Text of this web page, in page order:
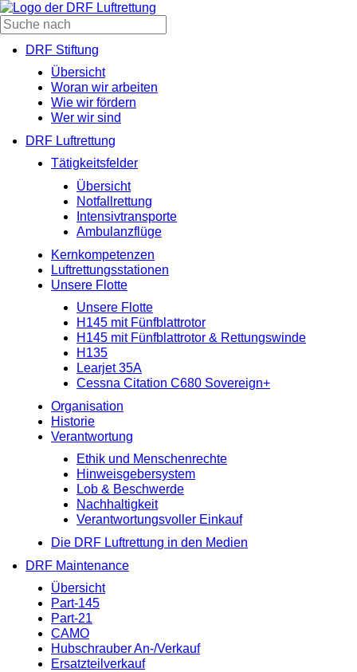
DRF Stiftung
Übersicht
Woran wir arbeiten
Wie wir fördern
Wer wir sind
DRF Luftrettung
Tätigkeitsfelder
Übersicht
Notfallrettung
Intensivtransporte
Ambulanzflüge
Kernkompetenzen
Luftrettungsstationen
Unsere Flotte
Unsere Flotte
H145 mit Fünfblattrotor
H145 mit Fünfblattrotor & Rettungswinde
H135
Learjet 35A
Cessna Citation C680 Sovereign+
Organisation
Historie
Verantwortung
Ethik und Menschenrechte
Hinweisgebersystem
Lob & Beschwerde
Nachhaltigkeit
Verantwortungsvoller Einkauf
Die DRF Luftrettung in den Medien
DRF Maintenance
Übersicht
Part-145
Part-21
CAMO
Hubschrauber An-/Verkauf
Ersatzteilverkauf